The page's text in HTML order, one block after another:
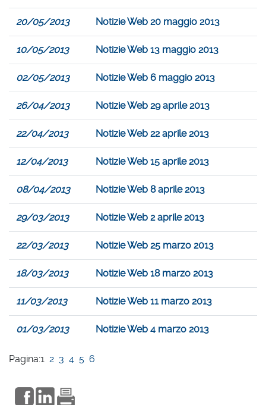
20/05/2013 Notizie Web 20 maggio 2013
10/05/2013 Notizie Web 13 maggio 2013
02/05/2013 Notizie Web 6 maggio 2013
26/04/2013 Notizie Web 29 aprile 2013
22/04/2013 Notizie Web 22 aprile 2013
12/04/2013 Notizie Web 15 aprile 2013
08/04/2013 Notizie Web 8 aprile 2013
29/03/2013 Notizie Web 2 aprile 2013
22/03/2013 Notizie Web 25 marzo 2013
18/03/2013 Notizie Web 18 marzo 2013
11/03/2013 Notizie Web 11 marzo 2013
01/03/2013 Notizie Web 4 marzo 2013
Pagina:1 2 3 4 5 6